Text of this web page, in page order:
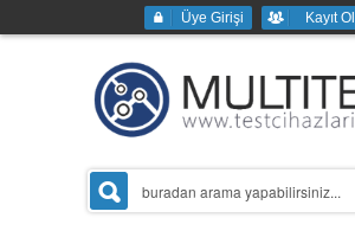
Üye Girişi Kayıt Ol